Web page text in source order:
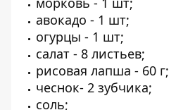
авокадо - 1 шт;
огурцы - 1 шт;
салат - 8 листьев;
рисовая лапша - 60 г;
чеснок- 2 зубчика;
соль;